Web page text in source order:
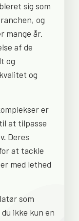
sig som
og
mange år.
af de
og
og
er
at tilpasse
Deres
at tackle
med lethed
som
ikke kun en